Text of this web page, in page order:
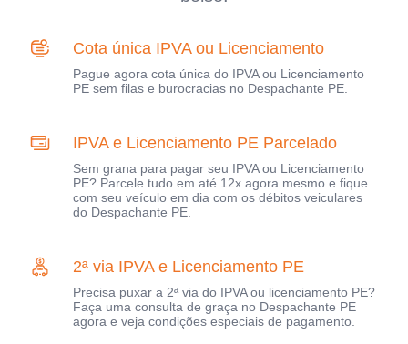
Cota única IPVA ou Licenciamento
Pague agora cota única do IPVA ou Licenciamento
PE sem filas e burocracias no Despachante PE.
IPVA e Licenciamento PE Parcelado
Sem grana para pagar seu IPVA ou Licenciamento
PE? Parcele tudo em até 12x agora mesmo e fique
com seu veículo em dia com os débitos veiculares
do Despachante PE.
2ª via IPVA e Licenciamento PE
Precisa puxar a 2ª via do IPVA ou licenciamento PE?
Faça uma consulta de graça no Despachante PE
agora e veja condições especiais de pagamento.